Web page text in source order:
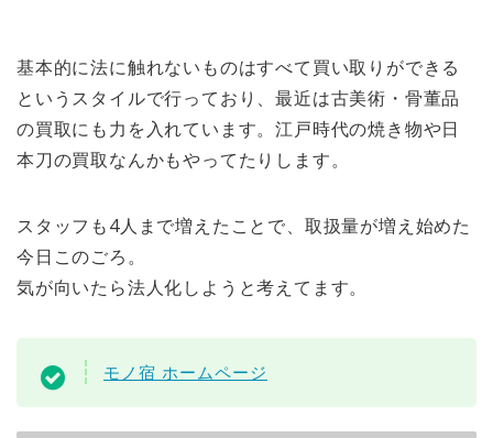
基本的に法に触れないものはすべて買い取りができる
というスタイルで行っており、最近は古美術・骨董品
の買取にも力を入れています。江戸時代の焼き物や日
本刀の買取なんかもやってたりします。
スタッフも4人まで増えたことで、取扱量が増え始めた
今日このごろ。
気が向いたら法人化しようと考えてます。
モノ宿 ホームページ